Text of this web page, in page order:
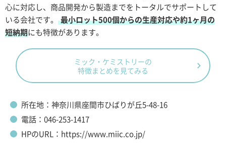
心に対応し、商品開発から製造までをトータルでサポートして
いる会社です。
最小ロット500個からの生産対応や約1ヶ月の
短納期にも特徴があります。
ミック・ケミストリーの
特徴まとめを見てみる
所在地：神奈川県座間市ひばりが丘5-48-16
電話：046-253-1417
HPのURL：https://www.miic.co.jp/